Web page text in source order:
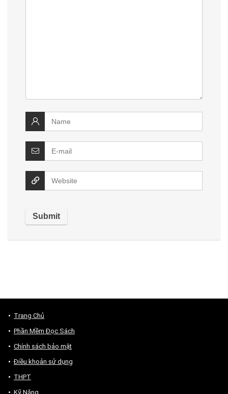
Trang Chủ
Phần Mềm Đọc Sách
Chính sách bảo mật
Điều khoản sử dụng
THPT
Kỹ Năng